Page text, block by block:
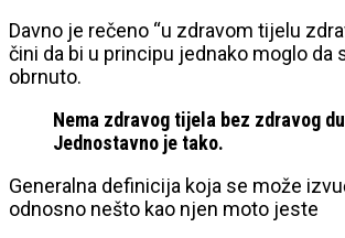
Davno je rečeno “u zdravom tijelu
čini da bi u principu jednako moglo da
obrnuto.
Nema zdravog tijela bez zdravog
Jednostavno je tako.
Generalna definicija koja se može
odnosno nešto kao njen moto jeste